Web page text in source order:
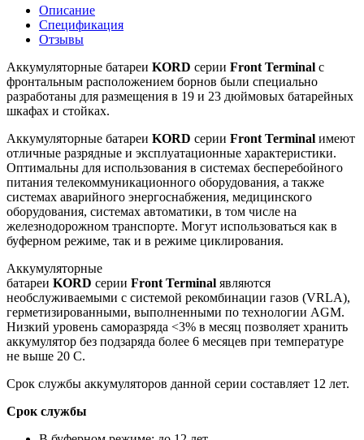
Описание
Спецификация
Отзывы
Аккумуляторные батареи KORD серии Front Terminal с
фронтальным расположением борнов были специально
разработаны для размещения в 19 и 23 дюймовых батарейных
шкафах и стойках.
Аккумуляторные батареи KORD серии Front Terminal имеют
отличные разрядные и эксплуатационные характеристики.
Оптимальны для использования в системах бесперебойного
питания телекоммуникационного оборудования, а также
системах аварийного энергоснабжения, медицинского
оборудования, системах автоматики, в том числе на
железнодорожном транспорте. Могут использоваться как в
буферном режиме, так и в режиме циклирования.
Аккумуляторные
батареи KORD серии Front Terminal являются
необслуживаемыми с системой рекомбинации газов (VRLA),
герметизированными, выполненными по технологии AGM.
Низкий уровень саморазряда <3% в месяц позволяет хранить
аккумулятор без подзаряда более 6 месяцев при температуре
не выше 20 С.
Срок службы аккумуляторов данной серии составляет 12 лет.
Срок службы